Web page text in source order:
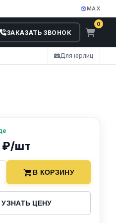
MAX
ЗАКАЗАТЬ ЗВОНОК
0
Для юрлиц
₽/шт
В КОРЗИНУ
УЗНАТЬ ЦЕНУ